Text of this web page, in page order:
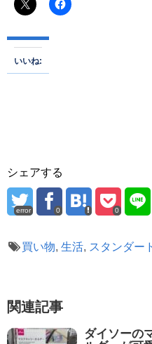
いいね:
シェアする
error 0 0
買い物, 生活, スタンダー
関連記事
ダイソーの